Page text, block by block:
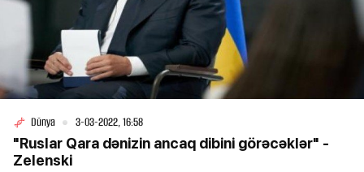
Dünya 3-03-2022, 16:58
"Ruslar Qara dənizin ancaq dibini görəcəklər" -
Zelenski